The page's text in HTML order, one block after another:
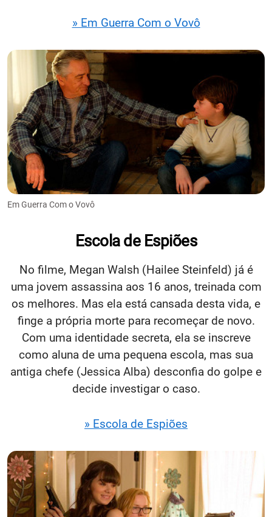
» Em Guerra Com o Vovô
Em Guerra Com o Vovô
Escola de Espiões
No filme, Megan Walsh (Hailee Steinfeld) já é
uma jovem assassina aos 16 anos, treinada com
os melhores. Mas ela está cansada desta vida, e
finge a própria morte para recomeçar de novo.
Com uma identidade secreta, ela se inscreve
como aluna de uma pequena escola, mas sua
antiga chefe (Jessica Alba) desconfia do golpe e
decide investigar o caso.
» Escola de Espiões